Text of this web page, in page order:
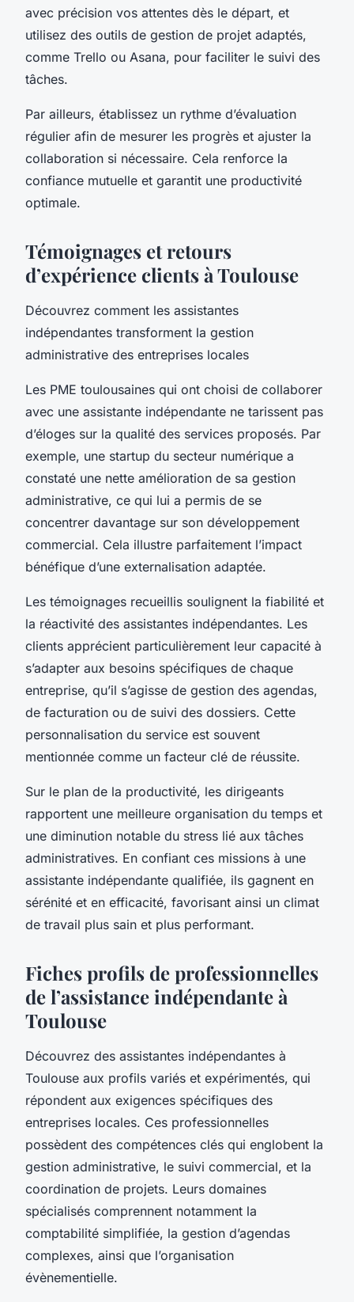
avec précision vos attentes dès le départ, et
utilisez des outils de gestion de projet adaptés,
comme Trello ou Asana, pour faciliter le suivi des
tâches.
Par ailleurs, établissez un rythme d’évaluation
régulier afin de mesurer les progrès et ajuster la
collaboration si nécessaire. Cela renforce la
confiance mutuelle et garantit une productivité
optimale.
Témoignages et retours
d’expérience clients à Toulouse
Découvrez comment les assistantes
indépendantes transforment la gestion
administrative des entreprises locales
Les PME toulousaines qui ont choisi de collaborer
avec une assistante indépendante ne tarissent pas
d’éloges sur la qualité des services proposés. Par
exemple, une startup du secteur numérique a
constaté une nette amélioration de sa gestion
administrative, ce qui lui a permis de se
concentrer davantage sur son développement
commercial. Cela illustre parfaitement l’impact
bénéfique d’une externalisation adaptée.
Les témoignages recueillis soulignent la fiabilité et
la réactivité des assistantes indépendantes. Les
clients apprécient particulièrement leur capacité à
s’adapter aux besoins spécifiques de chaque
entreprise, qu’il s’agisse de gestion des agendas,
de facturation ou de suivi des dossiers. Cette
personnalisation du service est souvent
mentionnée comme un facteur clé de réussite.
Sur le plan de la productivité, les dirigeants
rapportent une meilleure organisation du temps et
une diminution notable du stress lié aux tâches
administratives. En confiant ces missions à une
assistante indépendante qualifiée, ils gagnent en
sérénité et en efficacité, favorisant ainsi un climat
de travail plus sain et plus performant.
Fiches profils de professionnelles
de l’assistance indépendante à
Toulouse
Découvrez des assistantes indépendantes à
Toulouse aux profils variés et expérimentés, qui
répondent aux exigences spécifiques des
entreprises locales. Ces professionnelles
possèdent des compétences clés qui englobent la
gestion administrative, le suivi commercial, et la
coordination de projets. Leurs domaines
spécialisés comprennent notamment la
comptabilité simplifiée, la gestion d’agendas
complexes, ainsi que l’organisation
évènementielle.